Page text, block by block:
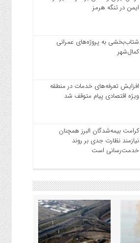
ایمن در تنگه هرمز
شتاب‌بخشی به پروژه‌های عمرانی
کمال‌شهر
افزایش تعرفه‌های خدمات در منطقه
ویژه اقتصادی پیام متوقف شد
کرامت بیمه‌شدگان البرز همچنان
نیازمند نظارت جدی بر روند
خدمت‌رسانی است